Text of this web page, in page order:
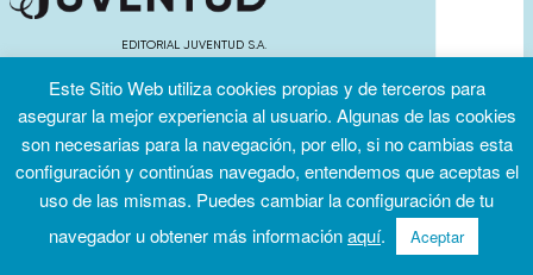
EDITORIAL JUVENTUD S.A.
info@editorialjuventud.es
Condiciones
Política de
privacidad
Política de
Este Sitio Web utiliza cookies propias y de terceros para
asegurar la mejor experiencia al usuario. Algunas de las cookies
son necesarias para la navegación, por ello, si no cambias esta
configuración y continúas navegado, entendemos que aceptas el
uso de las mismas. Puedes cambiar la configuración de tu
navegador u obtener más informaciónaquí. Aceptar